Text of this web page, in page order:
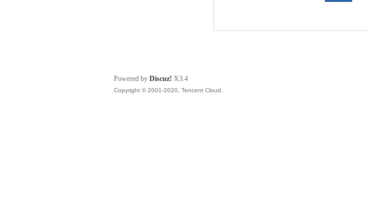
Powered by Discuz! X3.4
Copyright © 2001-2020, Tencent Cloud.